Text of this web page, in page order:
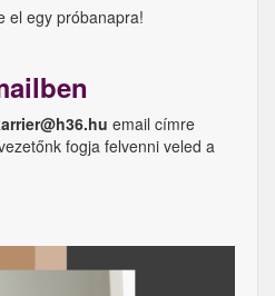
egy próbanapra!
email címre
fogja felvenni veled a